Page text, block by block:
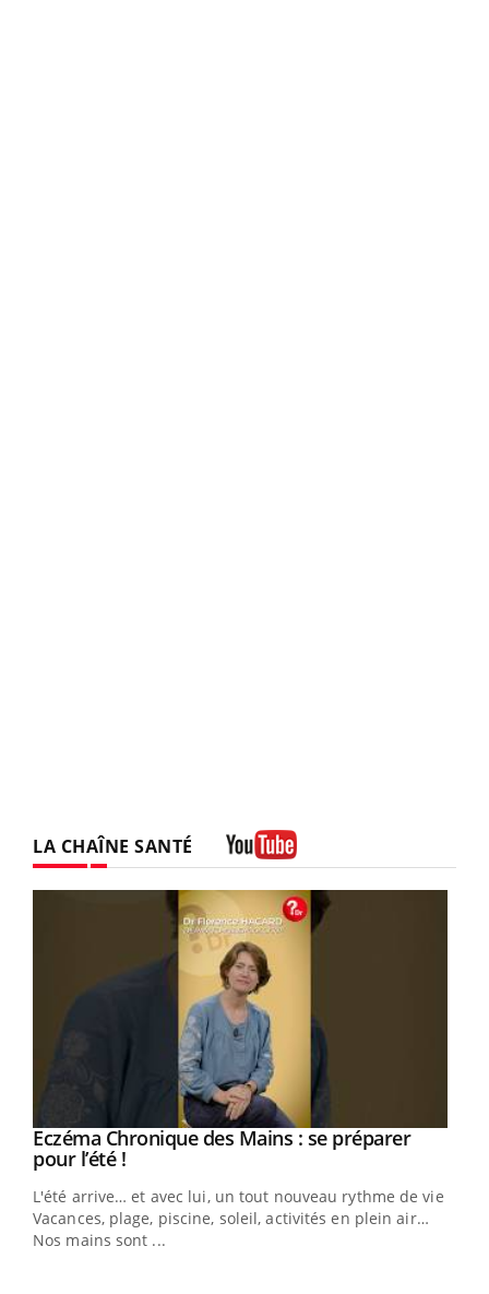
LA CHAÎNE SANTÉ
Youtube
Eczéma Chronique des Mains : se préparer
pour l’été !Youtube
L'été arrive… et avec lui, un tout nouveau rythme de vie !
Vacances, plage, piscine, soleil, activités en plein air…
Nos mains sont ...